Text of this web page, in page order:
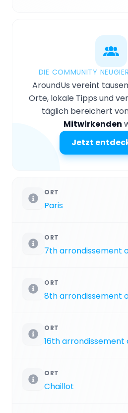
DIE COMMUNITY
AroundUs vereint
Orte, lokale Tipps und
täglich bereichert
Mitwirkenden
Jetzt
ORT
Paris
ORT
7th arrondissement
ORT
8th arrondissement
ORT
16th arrondissement
ORT
Chaillot